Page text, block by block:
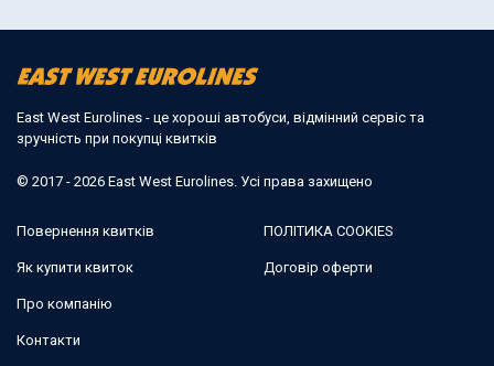
East West Eurolines - це хороші автобуси, відмінний сервіс та
зручність при покупці квитків
© 2017 - 2026 East West Eurolines. Усі права захищено
Повернення квитків
Як купити квиток
Про компанію
Контакти
ПОЛІТИКА COOKIES
Договір оферти